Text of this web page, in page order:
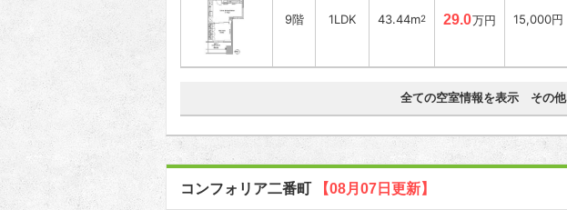
9階 1LDK 43.44m2 29.0万円 15,000円
全ての空室情報を表示 その他
コンフォリア二番町 【08月07日更新】